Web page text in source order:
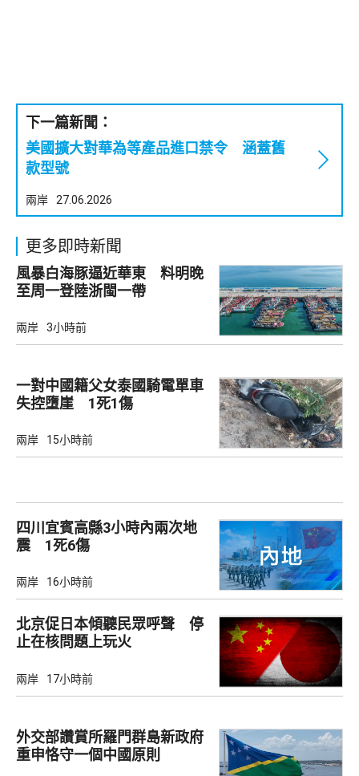
下一篇新聞：
美國擴大對華為等產品進口禁令 涵蓋舊
款型號
兩岸 27.06.2026
更多即時新聞
風暴白海豚逼近華東 料明晚
至周一登陸浙閩一帶
兩岸 3小時前
一對中國籍父女泰國騎電單車
失控墮崖 1死1傷
兩岸 15小時前
四川宜賓高縣3小時內兩次地
震 1死6傷
兩岸 16小時前
北京促日本傾聽民眾呼聲 停
止在核問題上玩火
兩岸 17小時前
外交部讚賞所羅門群島新政府
重申恪守一個中國原則